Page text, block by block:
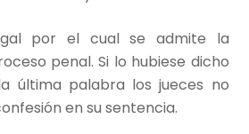
por el cual se admite la
penal. Si lo hubiese dicho
última palabra los jueces no
en su sentencia.